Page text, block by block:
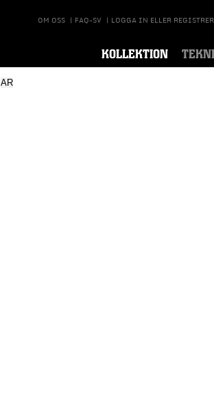
OM OSS | FAQ-SV | LOGGA IN ELLER
KOLLEKTION
AR